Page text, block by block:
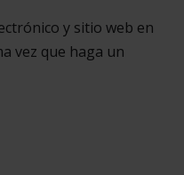
y sitio web en
vez que haga un